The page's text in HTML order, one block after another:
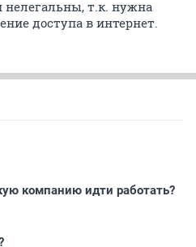
т.к. нужна
доступа в интернет.
компанию идти работать?